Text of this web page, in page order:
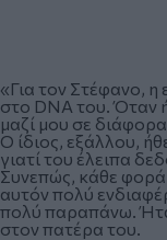
«Για τον Στέφανο, η
στο DNA του. Όταν
μαζί μου σε
Ο ίδιος, εξάλλου,
γιατί του έλειπα
Συνεπώς, κάθε φορά
αυτόν πολύ
πολύ παραπάνω.
στον πατέρα του.